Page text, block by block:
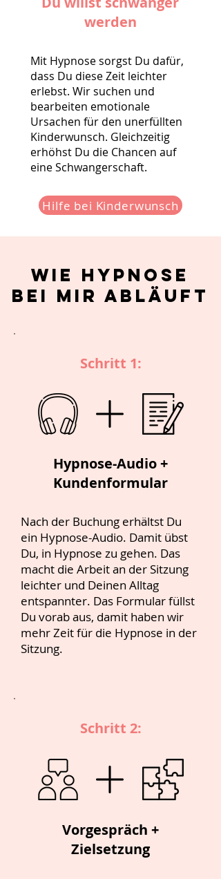
werden
Mit Hypnose sorgst Du dafür,
dass Du diese Zeit leichter
erlebst. Wir suchen und
bearbeiten emotionale
Ursachen für den unerfüllten
Kinderwunsch. Gleichzeitig
erhöhst Du die Chancen auf
eine Schwangerschaft.
Hilfe bei Kinderwunsch
Wie Hypnose
bei mir abläuft
Schritt 1:
Hypnose-Audio +
Kundenformular
Nach der Buchung erhältst Du
ein Hypnose-Audio. Damit übst
Du, in Hypnose zu gehen. Das
macht die Arbeit an der Sitzung
leichter und Deinen Alltag
entspannter. Das Formular füllst
Du vorab aus, damit haben wir
mehr Zeit für die Hypnose in der
Sitzung.
Schritt 2:
Vorgespräch +
Zielsetzung